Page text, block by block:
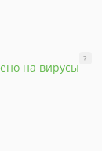
на вирусы
?